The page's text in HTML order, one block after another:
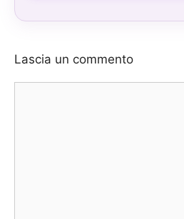
Lascia un commento